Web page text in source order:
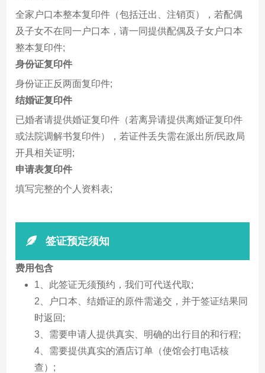
全家户口本整本复印件（包括迁出、注销页），若配偶
及子女不在同一户口本，请一同提供配偶及子女户口本
整本复印件;
身份证复印件
身份证正反两面复印件;
结婚证复印件
已婚者请提供婚证复印件（若离异请提供离婚证复印件
或法院调解书复印件），若证件丢失需在派出所/民政局
开具相关证明;
申请表复印件
填写完整的个人资料表;
签证预定须知
费用包含
1、此签证无须预约，我们可代送代取;
2、户口本、结婚证的原件需递交，并于签证结果同
时返回;
3、需要申请人提供真实、明确的出行目的和行程;
4、需要提供真实的酒店订单（使馆会打电话核
查）;